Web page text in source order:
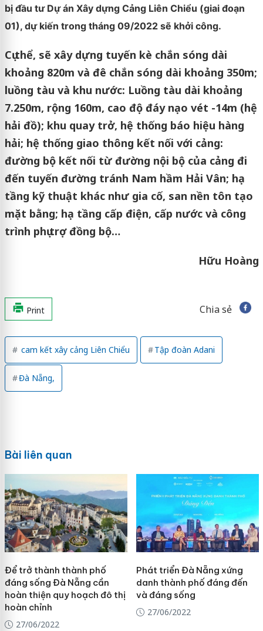
bị đầu tư Dự án Xây dựng Cảng Liên Chiểu (giai đoạn
01), dự kiến trong tháng 09/2022 sẽ khởi công.
Cụ thể, sẽ xây dựng tuyến kè chắn sóng dài
khoảng 820m và đê chắn sóng dài khoảng 350m;
luồng tàu và khu nước: Luồng tàu dài khoảng
7.250m, rộng 160m, cao độ đáy nạo vét -14m (hệ
hải đồ); khu quay trở, hệ thống báo hiệu hàng
hải; hệ thống giao thông kết nối với cảng:
đường bộ kết nối từ đường nội bộ của cảng đi
đến tuyến đường tránh Nam hầm Hải Vân; hạ
tầng kỹ thuật khác như gia cố, san nền tôn tạo
mặt bằng; hạ tầng cấp điện, cấp nước và công
trình phụ trợ đồng bộ…
Hữu Hoàng
Print Chia sẻ
cam kết xây cảng Liên Chiểu Tập đoàn Adani
Đà Nẵng,
Bài liên quan
Để trở thành thành phố
đáng sống Đà Nẵng cần
hoàn thiện quy hoạch đô thị
hoàn chỉnh
27/06/2022
Phát triển Đà Nẵng xứng
danh thành phố đáng đến
và đáng sống
27/06/2022